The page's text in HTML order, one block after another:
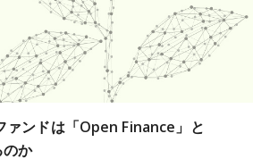
ァンドは「Open Finance」と
のか